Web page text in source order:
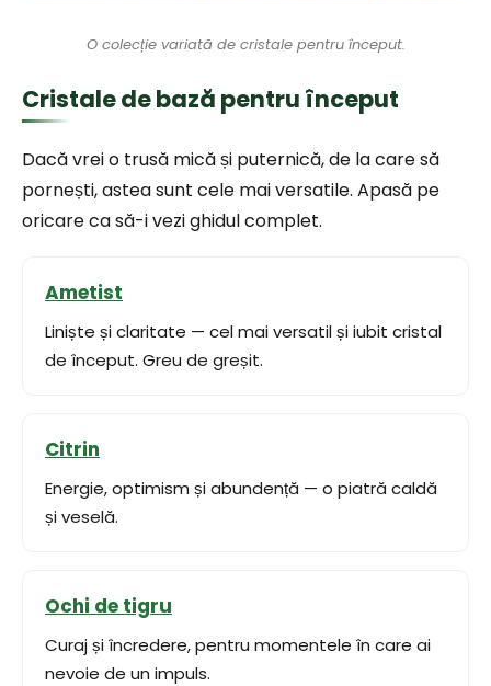
O colecție variată de cristale pentru început.
Cristale de bază pentru început
Dacă vrei o trusă mică și puternică, de la care să
pornești, astea sunt cele mai versatile. Apasă pe
oricare ca să-i vezi ghidul complet.
Ametist
Liniște și claritate — cel mai versatil și iubit cristal
de început. Greu de greșit.
Citrin
Energie, optimism și abundență — o piatră caldă
și veselă.
Ochi de tigru
Curaj și încredere, pentru momentele în care ai
nevoie de un impuls.